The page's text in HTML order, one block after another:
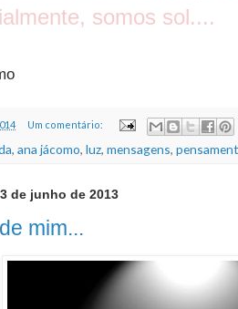
somos sol....
Um comentário:
, ana jácomo, luz, mensagens,
de junho de 2013
mim...